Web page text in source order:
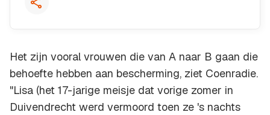
Het zijn vooral vrouwen die van A naar B gaan die
behoefte hebben aan bescherming, ziet Coenradie.
"Lisa (het 17-jarige meisje dat vorige zomer in
Duivendrecht werd vermoord toen ze 's nachts